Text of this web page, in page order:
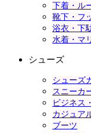
下着・ル
靴下・フ
浴衣・下
水着・マ
シューズ
シューズ
スニーカ
ビジネス
カジュア
ブーツ